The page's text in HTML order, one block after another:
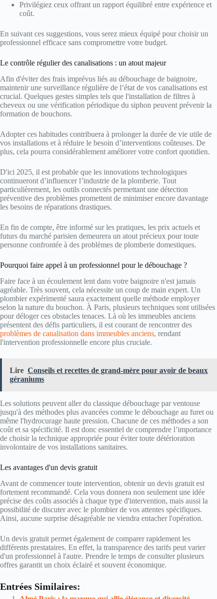
Privilégiez ceux offrant un rapport équilibré entre expérience et
coût.
En suivant ces suggestions, vous serez mieux équipé pour choisir un
professionnel efficace sans compromettre votre budget.
Le contrôle régulier des canalisations : un atout majeur
Afin d'éviter des frais imprévus liés au débouchage de baignoire,
maintenir une surveillance régulière de l’état de vos canalisations est
crucial. Quelques gestes simples tels que l'installation de filtres à
cheveux ou une vérification périodique du siphon peuvent prévenir la
formation de bouchons.
Adopter ces habitudes contribuera à prolonger la durée de vie utile de
vos installations et à réduire le besoin d’interventions coûteuses. De
plus, cela pourra considérablement améliorer votre confort quotidien.
D'ici 2025, il est probable que les innovations technologiques
continueront d’influencer l’industrie de la plomberie. Tout
particulièrement, les outils connectés permettant une détection
préventive des problèmes promettent de minimiser encore davantage
les besoins de réparations drastiques.
En fin de compte, être informé sur les pratiques, les prix actuels et
futurs du marché parisien demeurera un atout précieux pour toute
personne confrontée à des problèmes de plomberie domestiques.
Pourquoi faire appel à un professionnel pour le débouchage ?
Faire face à un écoulement lent dans votre baignoire n'est jamais
agréable. Très souvent, cela nécessite un coup de main expert. Un
plombier expérimenté saura exactement quelle méthode employer
selon la nature du bouchon. À Paris, plusieurs techniques sont utilisées
pour déloger ces obstacles tenaces. Là où les immeubles anciens
présentent des défis particuliers, il est courant de rencontrer des
problèmes de canalisation dans immeubles anciens, rendant
l'intervention professionnelle encore plus cruciale.
Lire Conseils et recettes de grand-mère pour avoir de beaux
géraniums
Les solutions peuvent aller du classique débouchage par ventouse
jusqu'à des méthodes plus avancées comme le débouchage au furet ou
même l'hydrocurage haute pression. Chacune de ces méthodes a son
coût et sa spécificité. Il est donc essentiel de comprendre l’importance
de choisir la technique appropriée pour éviter toute détérioration
involontaire de vos installations sanitaires.
Les avantages d'un devis gratuit
Avant de commencer toute intervention, obtenir un devis gratuit est
fortement recommandé. Cela vous donnera non seulement une idée
précise des coûts associés à chaque type d'intervention, mais aussi la
possibilité de discuter avec le plombier de vos attentes spécifiques.
Ainsi, aucune surprise désagréable ne viendra entacher l'opération.
Un devis gratuit permet également de comparer rapidement les
différents prestataires. En effet, la transparence des tarifs peut varier
d'un professionnel à l'autre. Prendre le temps de consulter plusieurs
offres garantit un choix éclairé et souvent économique.
Entrées Similaires: